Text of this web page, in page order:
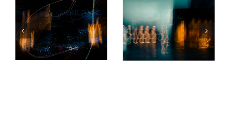
Path of the
First Light
Photography
The Divine
Experiment:
A Living
Story